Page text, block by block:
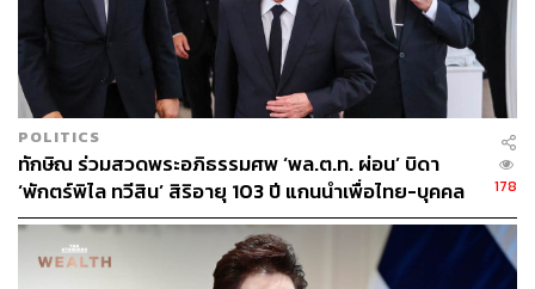
อย่างไรก็ตาม สรัสนันท์ได้ประท้วงอีกครั้งว่า วิโรจน์ยังไม่
ถอนคำพูด และวิโรจน์ได้บอกว่า สรัสนันท์ควรถอนคำพูด
มากกว่าเพราะพูดเยอะที่สุด
ต่อมา พัฒนา สัพโส สส. ชัยภูมิ พรรคเพื่อไทย ได้ประท้วงให้
ประธานควบคุมการประชุม โดยระบุว่า ให้เกียรติทางน้องๆ
อยากให้วิโรจน์ถอนคำพูดจะได้จบแล้วเดินต่อ จนวิโรจน์สวน
ขึ้นมาว่า “ไม่เคยมีพี่ชายสันดานแบบนี้” ก่อนที่พรเพชรจะปิด
ไมโครโฟนของทุกคน และให้วิโรจน์ถอนคำว่า ‘สันดาน’
และต่อมาวิโรจน์ก็ยอมถอน
POLITICS
ทักษิณ ร่วมสวดพระอภิธรรมศพ ‘พล.ต.ท. ผ่อน’ บิดา
‘พักตร์พิไล ทวีสิน’ สิริอายุ 103 ปี แกนนำเพื่อไทย-บุคคล
หลากวงการร่วมอาลัย
178